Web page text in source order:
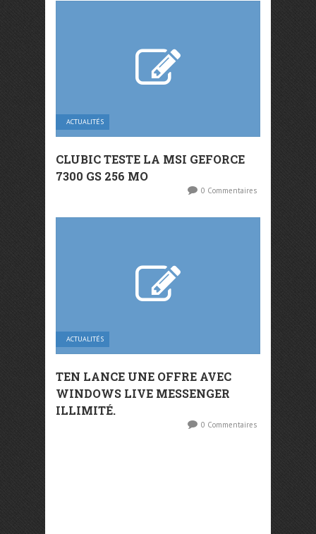
ACTUALITÉS
CLUBIC TESTE LA MSI GEFORCE
7300 GS 256 MO
0 Commentaires
ACTUALITÉS
TEN LANCE UNE OFFRE AVEC
WINDOWS LIVE MESSENGER
ILLIMITÉ.
0 Commentaires